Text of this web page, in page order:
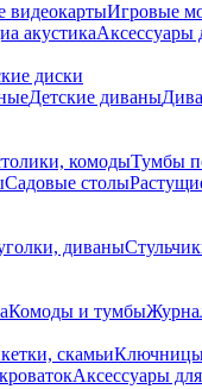
видеокартыИгровые
акустикаАксессуары
диски
Детские диваны
комодыТумбы
Садовые столы
диваны
Комоды и тумбы
скамьи
Аксессуары